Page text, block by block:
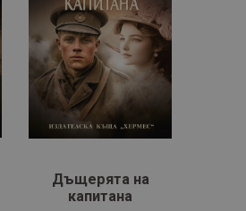
Дъщерята на
капитана